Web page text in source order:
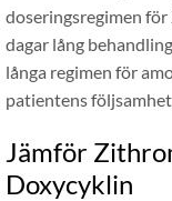
doseringsregimen
dagar lång
långa regimen för
patientens
Jämför
Doxycyklin